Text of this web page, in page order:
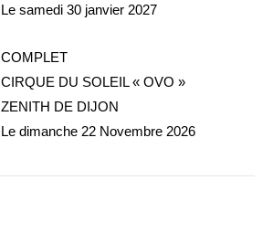
Le samedi 30 janvier 2027
COMPLET
CIRQUE DU SOLEIL « OVO »
ZENITH DE DIJON
Le dimanche 22 Novembre 2026